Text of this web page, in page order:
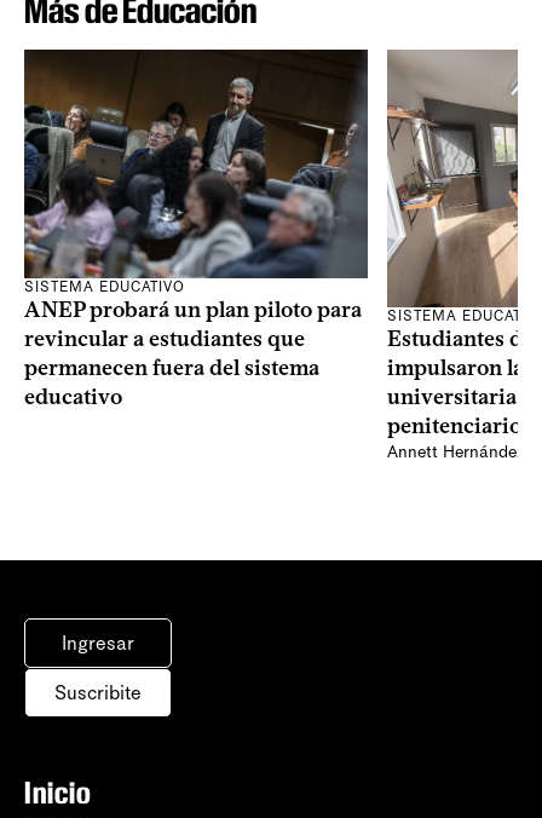
Más de Educación
SISTEMA EDUCATIVO
ANEP probará un plan piloto para
revincular a estudiantes que
permanecen fuera del sistema
educativo
SISTEMA
Estudiantes
impulsaron la
universitaria
penitenciario
Annett Hernández
Ingresar
Suscribite
Inicio